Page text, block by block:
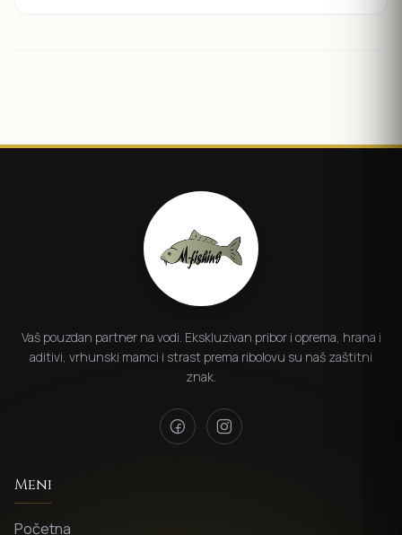
Vaš pouzdan partner na vodi. Ekskluzivan pribor i oprema, hrana i
aditivi, vrhunski mamci i strast prema ribolovu su naš zaštitni
znak.
Meni
Početna